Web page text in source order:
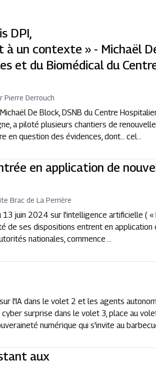
DPI,
à un contexte » - Michaël
et du Biomédical du
Pierre Derrouch
De Block, DSNB du Centre
a piloté plusieurs chantiers de
en question des évidences, dont... cel...
en application de
Brac de La Perrière
juin 2024 sur l'intelligence artificielle ( «
de ses dispositions entrent en application
nationales, commence ...
l'IA dans le volet 2 et les agents
surprise dans le volet 3, place au
numérique qui s'invite au
aux